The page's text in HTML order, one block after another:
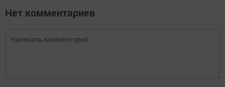
Нет комментариев